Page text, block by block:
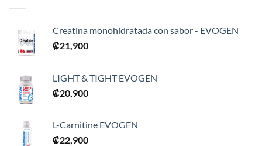
Creatina monohidratada con sabor - EVOGEN
₡21,900
LIGHT & TIGHT EVOGEN
₡20,900
L-Carnitine EVOGEN
₡22,900